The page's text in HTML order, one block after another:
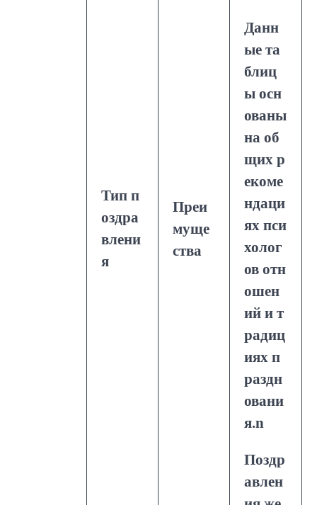
Тип п
оздра
влени
я
Преи
муще
ства
Данн
ые та
блиц
ы осн
ованы
на об
щих р
екоме
ндаци
ях пси
холог
ов отн
ошен
ий и т
радиц
иях п
раздн
овани
я.n
Поздр
авлен